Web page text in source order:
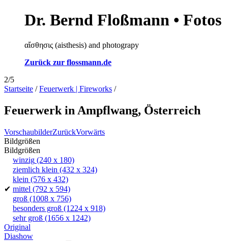
Dr. Bernd Floßmann • Fotos
αἴσθησις (aisthesis) and photograpy
Zurück zur flossmann.de
2/5
Startseite /Feuerwerk | Fireworks /
Feuerwerk in Ampflwang, Österreich
VorschaubilderZurückVorwärts
Bildgrößen
Bildgrößen
winzig (240 x 180)
ziemlich klein (432 x 324)
klein (576 x 432)
✔ mittel (792 x 594)
groß (1008 x 756)
besonders groß (1224 x 918)
sehr groß (1656 x 1242)
Original
Diashow